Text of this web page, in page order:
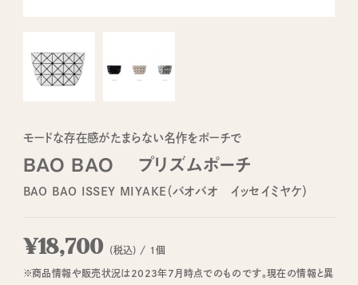
モードな存在感がたまらない名作をポーチで
BAO BAO プリズムポーチ
BAO BAO ISSEY MIYAKE（バオバオ イッセイミヤケ）
¥18,700 (税込) / 1個
※商品情報や販売状況は2023年7月時点でのものです。現在の情報と異